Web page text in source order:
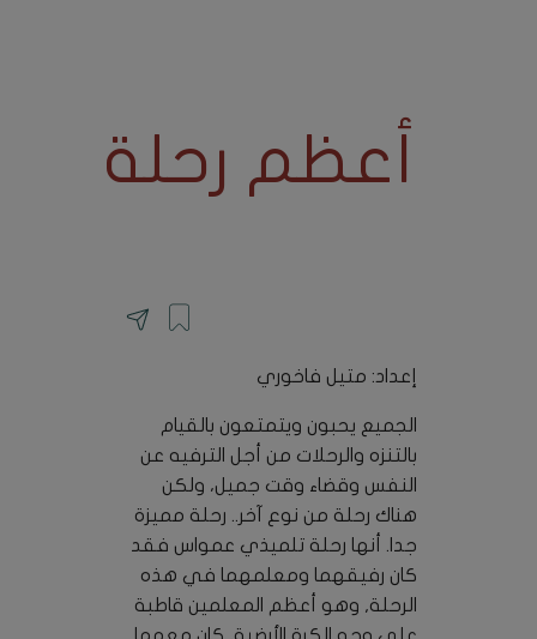
أعظم رحلة
إعداد: متيل فاخوري
الجميع يحبون ويتمتعون بالقيام
بالتنزه والرحلات من أجل الترفيه عن
النفس وقضاء وقت جميل، ولكن
هناك رحلة من نوع آخر.. رحلة مميزة
جدا. أنها رحلة تلميذي عمواس فقد
كان رفيقهما ومعلمهما في هذه
الرحلة, وهو أعظم المعلمين قاطبة
على وجه الكرة الأرضية, كان معهما